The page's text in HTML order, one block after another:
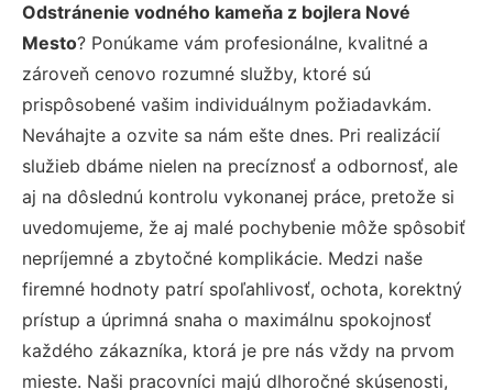
Odstránenie vodného kameňa z bojlera Nové
Mesto? Ponúkame vám profesionálne, kvalitné a
zároveň cenovo rozumné služby, ktoré sú
prispôsobené vašim individuálnym požiadavkám.
Neváhajte a ozvite sa nám ešte dnes. Pri realizácií
služieb dbáme nielen na precíznosť a odbornosť, ale
aj na dôslednú kontrolu vykonanej práce, pretože si
uvedomujeme, že aj malé pochybenie môže spôsobiť
nepríjemné a zbytočné komplikácie. Medzi naše
firemné hodnoty patrí spoľahlivosť, ochota, korektný
prístup a úprimná snaha o maximálnu spokojnosť
každého zákazníka, ktorá je pre nás vždy na prvom
mieste. Naši pracovníci majú dlhoročné skúsenosti,